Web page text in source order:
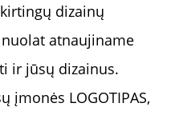
dizainų
atnaujiname
ir jūsų dizainus.
įmonės LOGOTIPAS,